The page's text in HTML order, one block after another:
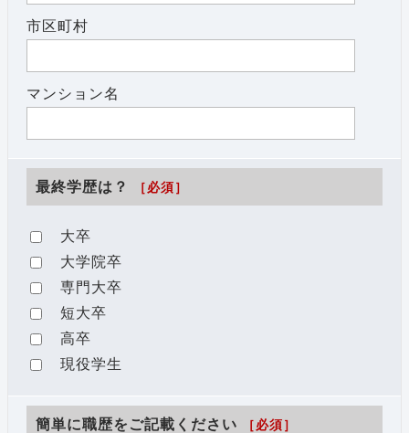
市区町村
マンション名
最終学歴は？ ［必須］
大卒
大学院卒
専門大卒
短大卒
高卒
現役学生
簡単に職歴をご記載ください ［必須］